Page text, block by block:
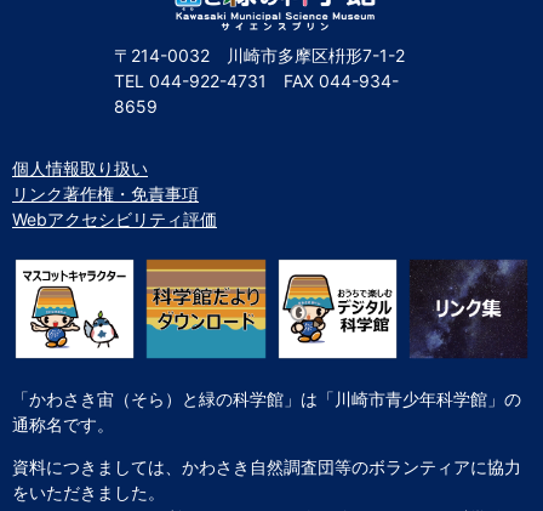
〒214-0032 川崎市多摩区枡形7-1-2
TEL 044-922-4731 FAX 044-934-
8659
個人情報取り扱い
リンク著作権・免責事項
Webアクセシビリティ評価
「かわさき宙（そら）と緑の科学館」は「川崎市青少年科学館」の
通称名です。
資料につきましては、かわさき自然調査団等のボランティアに協力
をいただきました。